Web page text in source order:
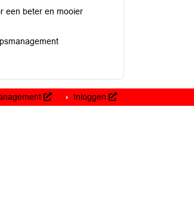
een beter en mooier
Inloggen